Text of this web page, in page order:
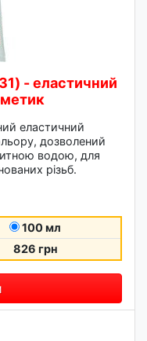
- еластичний
еластичний
дозволений
водою, для
різьб.
100 мл
826 грн